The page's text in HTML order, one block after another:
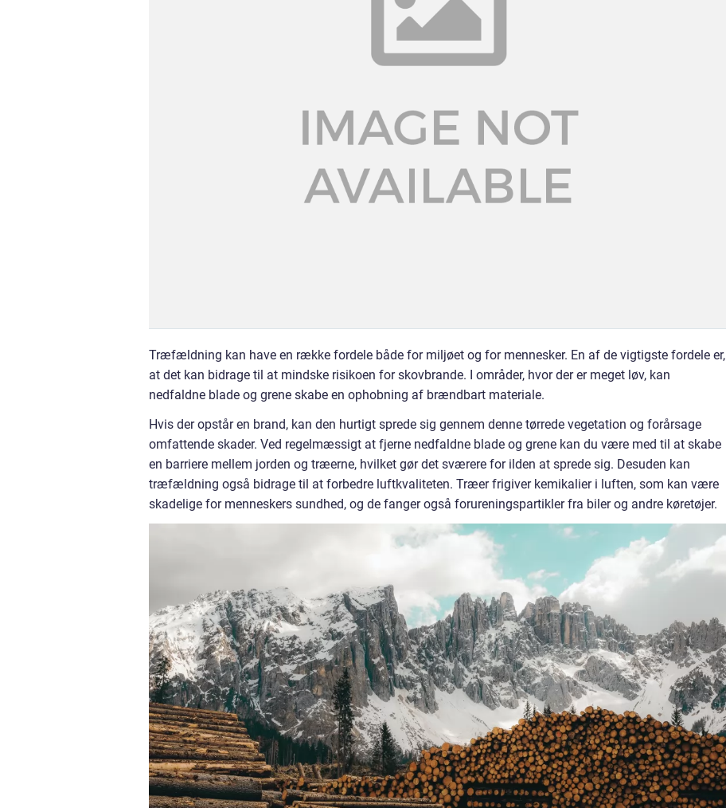
Træfældning kan have en række fordele både for miljøet og for mennesker. En af de vigtigste fordele er,
at det kan bidrage til at mindske risikoen for skovbrande. I områder, hvor der er meget løv, kan
nedfaldne blade og grene skabe en ophobning af brændbart materiale.
Hvis der opstår en brand, kan den hurtigt sprede sig gennem denne tørrede vegetation og forårsage
omfattende skader. Ved regelmæssigt at fjerne nedfaldne blade og grene kan du være med til at skabe
en barriere mellem jorden og træerne, hvilket gør det sværere for ilden at sprede sig. Desuden kan
træfældning også bidrage til at forbedre luftkvaliteten. Træer frigiver kemikalier i luften, som kan være
skadelige for menneskers sundhed, og de fanger også forureningspartikler fra biler og andre køretøjer.